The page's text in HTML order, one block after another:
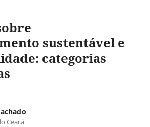
sustentável e
categorias
Ceará